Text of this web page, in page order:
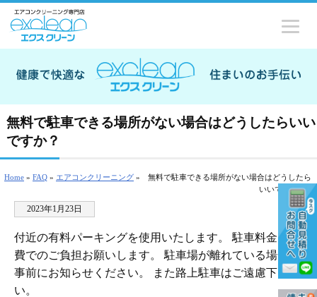
無料で駐車できる場所がない場合はどうしたらいい
ですか？
Home » FAQ » エアコンクリーニング »
無料で駐車できる場所がない場合はどうしたら
いいですか？
2023年1月23日
付近の有料パーキングを使用いたします。 駐車料金は実
費でのご負担お願いします。 駐車場が離れている場合は
事前にお知らせください。 また路上駐車はご遠慮下さ
い。